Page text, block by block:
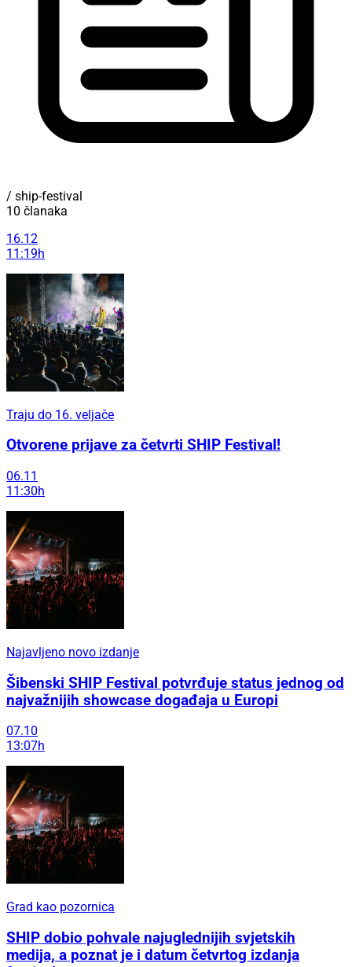
/ ship-festival
10 članaka
16.12
11:19h
Traju do 16. veljače
Otvorene prijave za četvrti SHIP Festival!
06.11
11:30h
Najavljeno novo izdanje
Šibenski SHIP Festival potvrđuje status jednog od
najvažnijih showcase događaja u Europi
07.10
13:07h
Grad kao pozornica
SHIP dobio pohvale najuglednijih svjetskih
medija, a poznat je i datum četvrtog izdanja